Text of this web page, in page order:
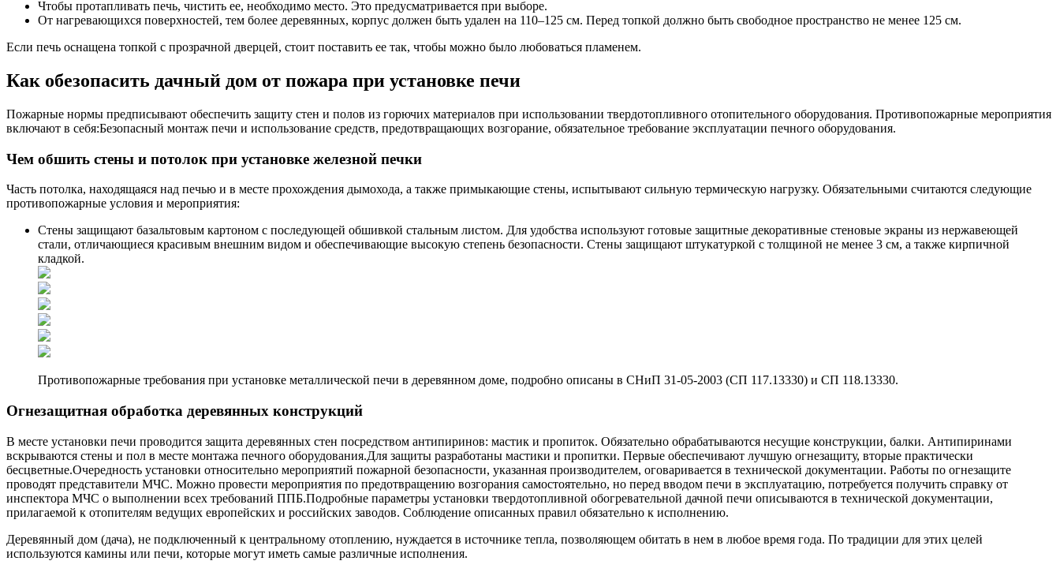
Чтобы протапливать печь, чистить ее, необходимо место. Это предусматривается при выборе.
От нагревающихся поверхностей, тем более деревянных, корпус должен быть удален на 110–125 см. Перед топкой должно быть свободное пространство не менее 125 см.
Если печь оснащена топкой с прозрачной дверцей, стоит поставить ее так, чтобы можно было любоваться пламенем.
Как обезопасить дачный дом от пожара при установке печи
Пожарные нормы предписывают обеспечить защиту стен и полов из горючих материалов при использовании твердотопливного отопительного оборудования. Противопожарные мероприятия
включают в себя:Безопасный монтаж печи и использование средств, предотвращающих возгорание, обязательное требование эксплуатации печного оборудования.
Чем обшить стены и потолок при установке железной печки
Часть потолка, находящаяся над печью и в месте прохождения дымохода, а также примыкающие стены, испытывают сильную термическую нагрузку. Обязательными считаются следующие
противопожарные условия и мероприятия:
Стены защищают базальтовым картоном с последующей обшивкой стальным листом. Для удобства используют готовые защитные декоративные стеновые экраны из нержавеющей
стали, отличающиеся красивым внешним видом и обеспечивающие высокую степень безопасности. Стены защищают штукатуркой с толщиной не менее 3 см, а также кирпичной
кладкой.
Противопожарные требования при установке металлической печи в деревянном доме, подробно описаны в СНиП 31-05-2003 (СП 117.13330) и СП 118.13330.
Огнезащитная обработка деревянных конструкций
В месте установки печи проводится защита деревянных стен посредством антипиринов: мастик и пропиток. Обязательно обрабатываются несущие конструкции, балки. Антипиринами
вскрываются стены и пол в месте монтажа печного оборудования.Для защиты разработаны мастики и пропитки. Первые обеспечивают лучшую огнезащиту, вторые практически
бесцветные.Очередность установки относительно мероприятий пожарной безопасности, указанная производителем, оговаривается в технической документации. Работы по огнезащите
проводят представители МЧС. Можно провести мероприятия по предотвращению возгорания самостоятельно, но перед вводом печи в эксплуатацию, потребуется получить справку от
инспектора МЧС о выполнении всех требований ППБ.Подробные параметры установки твердотопливной обогревательной дачной печи описываются в технической документации,
прилагаемой к отопителям ведущих европейских и российских заводов. Соблюдение описанных правил обязательно к исполнению.
Деревянный дом (дача), не подключенный к центральному отоплению, нуждается в источнике тепла, позволяющем обитать в нем в любое время года. По традиции для этих целей
используются камины или печи, которые могут иметь самые различные исполнения.